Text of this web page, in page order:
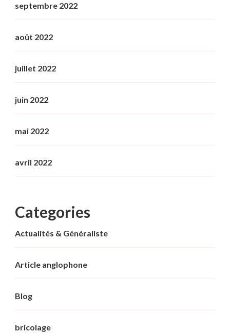
septembre 2022
août 2022
juillet 2022
juin 2022
mai 2022
avril 2022
Categories
Actualités & Généraliste
Article anglophone
Blog
bricolage